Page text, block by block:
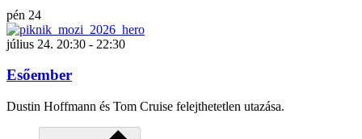
pén 24
július 24. 20:30 - 22:30
Esőember
Dustin Hoffmann és Tom Cruise felejthetetlen utazása.